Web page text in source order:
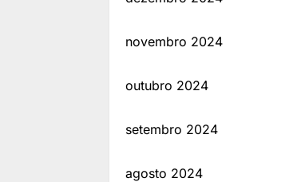
novembro 2024
outubro 2024
setembro 2024
agosto 2024